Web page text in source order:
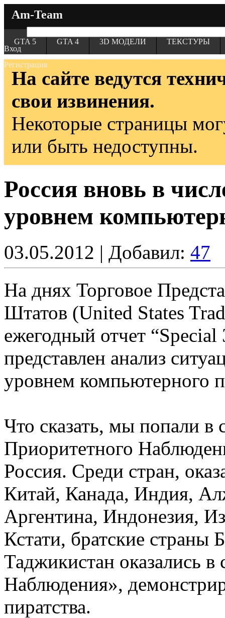
Am-Team
Вход
Регистрация
GTA 5 GTA 4 3D МОДЕЛИ ТЕКСТУРЫ
На сайте ведутся
свои извинения.
Некоторые страницы
или быть недоступны.
Россия вновь в
уровнем
03.05.2012 | Добавил: 47
На днях Торговое
Штатов (United States
ежегодный отчет
представлен анализ
уровнем компьютерного
Что сказать, мы попали
Приоритетного
Россия. Среди стран,
Китай, Канада, Индия,
Аргентина, Индонезия,
Кстати, братские страны
Таджикистан оказались
Наблюдения»,
пиратства.